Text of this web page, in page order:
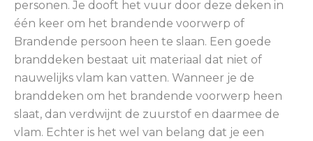
personen. Je dooft het vuur door deze deken in
één keer om het brandende voorwerp of
Brandende persoon heen te slaan. Een goede
branddeken bestaat uit materiaal dat niet of
nauwelijks vlam kan vatten. Wanneer je de
branddeken om het brandende voorwerp heen
slaat, dan verdwijnt de zuurstof en daarmee de
vlam. Echter is het wel van belang dat je een